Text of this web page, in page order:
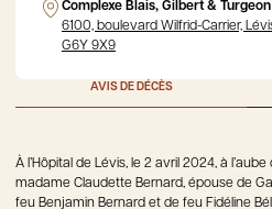
Complexe Blais, Gilbert & Turgeon
6100, boulevard Wilfrid-Carrier,
G6Y 9X9
AVIS DE DÉCÈS
À l’Hôpital de Lévis, le 2 avril 2024, à
madame Claudette Bernard, épouse de
feu Benjamin Bernard et de feu Fidéline